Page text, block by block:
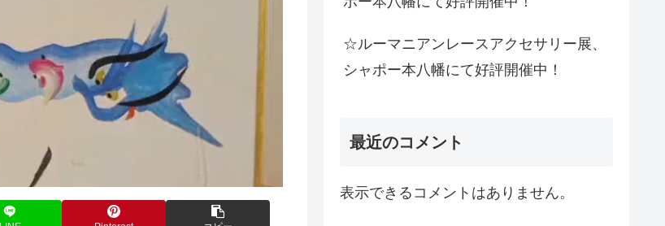
☆ルーマニアンレースアクセサリー展、
シャポー本八幡にて好評開催中！
最近のコメント
表示できるコメントはありません。